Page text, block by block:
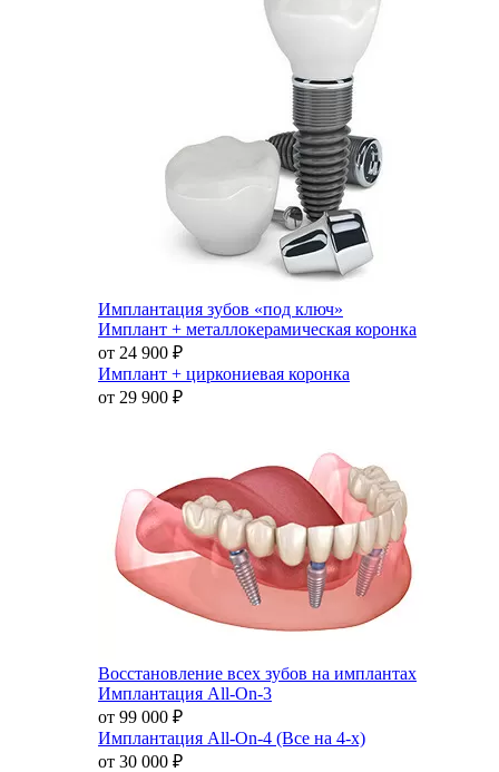
Имплантация зубов «под ключ»
Имплант + металлокерамическая коронка
от 24 900 ₽
Имплант + циркониевая коронка
от 29 900 ₽
Восстановление всех зубов на имплантах
Имплантация All-On-3
от 99 000 ₽
Имплантация All-On-4 (Все на 4-х)
от 30 000 ₽